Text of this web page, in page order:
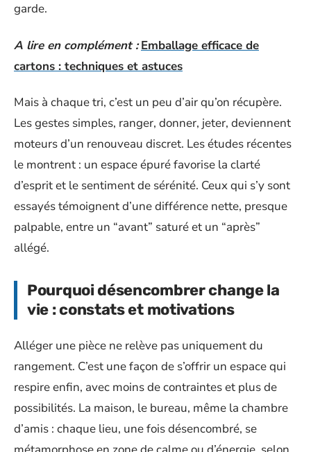
garde.
A lire en complément : Emballage efficace de
cartons : techniques et astuces
Mais à chaque tri, c’est un peu d’air qu’on récupère.
Les gestes simples, ranger, donner, jeter, deviennent
moteurs d’un renouveau discret. Les études récentes
le montrent : un espace épuré favorise la clarté
d’esprit et le sentiment de sérénité. Ceux qui s’y sont
essayés témoignent d’une différence nette, presque
palpable, entre un “avant” saturé et un “après”
allégé.
Pourquoi désencombrer change la
vie : constats et motivations
Alléger une pièce ne relève pas uniquement du
rangement. C’est une façon de s’offrir un espace qui
respire enfin, avec moins de contraintes et plus de
possibilités. La maison, le bureau, même la chambre
d’amis : chaque lieu, une fois désencombré, se